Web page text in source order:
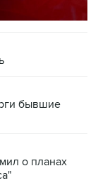
бывшие
о планах